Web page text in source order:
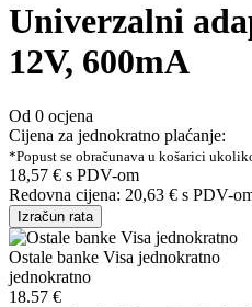
Univerzalni
12V, 600mA
Od 0 ocjena
Cijena za jednokratno plaćanje:
*Popust se obračunava u košarici
18,57 € s PDV-om
Redovna cijena: 20,63 € s PDV-
Izračun rata
Ostale banke Visa jednokratno
jednokratno
18.57 €